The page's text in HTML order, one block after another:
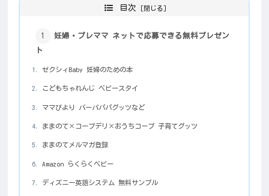
目次
妊婦・プレママ ネットで応募できる無料プレゼン
ト
ゼクシィBaby 妊婦のための本
こどもちゃれんじ ベビースタイ
ママびより バーバパパグッツなど
ままのて×コープデリ×おうちコープ 子育てグッツ
ままのてメルマガ登録
Amazon らくらくベビー
ディズニー英語システム 無料サンプル